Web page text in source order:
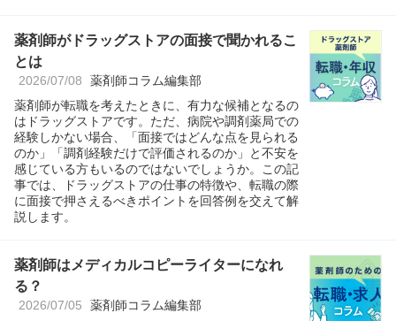
薬剤師がドラッグストアの面接で聞かれるこ
とは
2026/07/08 薬剤師コラム編集部
薬剤師が転職を考えたときに、有力な候補となるの
はドラッグストアです。ただ、病院や調剤薬局での
経験しかない場合、「面接ではどんな点を見られる
のか」「調剤経験だけで評価されるのか」と不安を
感じている方もいるのではないでしょうか。この記
事では、ドラッグストアの仕事の特徴や、転職の際
に面接で押さえるべきポイントを回答例を交えて解
説します。
薬剤師はメディカルコピーライターになれ
る？
2026/07/05 薬剤師コラム編集部